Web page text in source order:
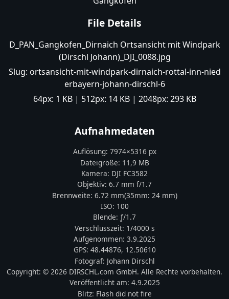
File Details
D_PAN_Gangkofen_Dirnaich Ortsansicht mit Windpark
(Dirschl Johann)_DJI_0088.jpg
Slug: ortsansicht-mit-windpark-dirnaich-rottal-inn-nied
erbayern-johann-dirschl-6
64px: 1 KB| 512px: 14 KB| 2048px: 293 KB
Aufnahmedaten
Auflösung: 7974×5316 px
Dateigröße: 11,9 MB
Kamera: DJI FC3582
Objektiv: 6.7 mm f/1.7
Brennweite: 6.72 mm(35mm: 24mm)
ISO: 100
Blende: ƒ/1.7
Verschlusszeit: 1/4000 s
Aufgenommen: 3.9.2025
GPS: 48.44876, 12.50610
Fotograf: Johann Dirschl
Copyright: © 2026 DIRSCHL.com GmbH. Alle Rechte vorbehalten.
Veröffentlicht am: 4.9.2025
Blitz: Flash did not fire